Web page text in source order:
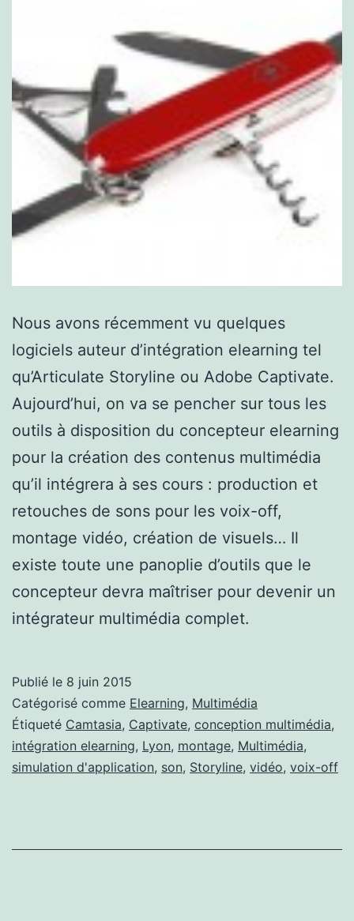
Nous avons récemment vu quelques
logiciels auteur d’intégration elearning tel
qu’Articulate Storyline ou Adobe Captivate.
Aujourd’hui, on va se pencher sur tous les
outils à disposition du concepteur elearning
pour la création des contenus multimédia
qu’il intégrera à ses cours : production et
retouches de sons pour les voix-off,
montage vidéo, création de visuels… Il
existe toute une panoplie d’outils que le
concepteur devra maîtriser pour devenir un
intégrateur multimédia complet.
Publié le 8 juin 2015
Catégorisé comme Elearning, Multimédia
Étiqueté Camtasia, Captivate, conception multimédia,
intégration elearning, Lyon, montage, Multimédia,
simulation d'application, son, Storyline, vidéo, voix-off